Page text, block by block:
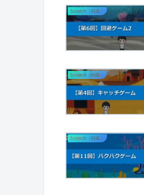
Scratch（初級）
Scratch（初級）
Scratch（初級）